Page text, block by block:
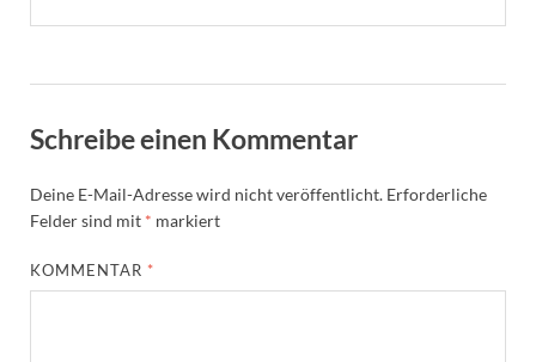
Schreibe einen Kommentar
Deine E-Mail-Adresse wird nicht veröffentlicht. Erforderliche
Felder sind mit * markiert
KOMMENTAR *